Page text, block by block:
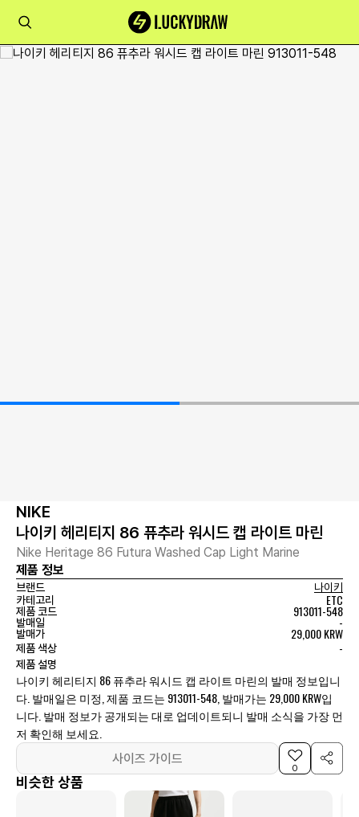
NIKE
나이키 헤리티지 86 퓨추라 워시드 캡 라이트 마린
Nike Heritage 86 Futura Washed Cap Light Marine
제품 정보
브랜드
나이키
카테고리
ETC
제품 코드 913011-548
발매일 -
발매가 29,000 KRW
제품 색상 -
제품 설명
나이키 헤리티지 86 퓨추라 워시드 캡 라이트 마린의 발매 정보입니
다. 발매일은 미정, 제품 코드는 913011-548, 발매가는 29,000 KRW입
니다. 발매 정보가 공개되는 대로 업데이트되니 발매 소식을 가장 먼
저 확인해 보세요.
사이즈 가이드
0
비슷한 상품